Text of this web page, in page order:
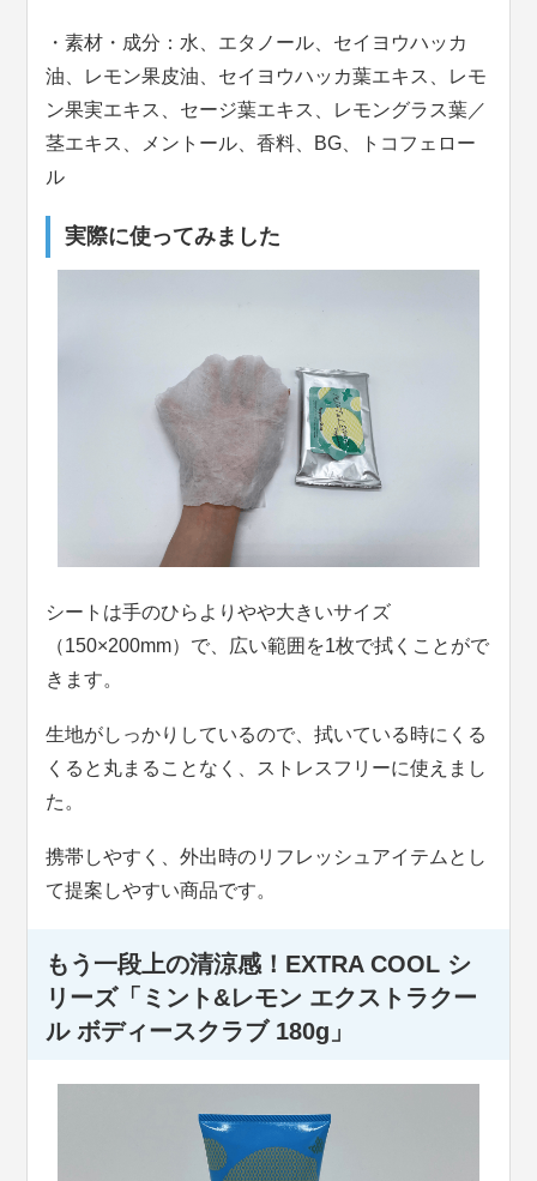
・素材・成分：水、エタノール、セイヨウハッカ
油、レモン果皮油、セイヨウハッカ葉エキス、レモ
ン果実エキス、セージ葉エキス、レモングラス葉／
茎エキス、メントール、香料、BG、トコフェロー
ル
実際に使ってみました
シートは手のひらよりやや大きいサイズ
（150×200mm）で、広い範囲を1枚で拭くことがで
きます。
生地がしっかりしているので、拭いている時にくる
くると丸まることなく、ストレスフリーに使えまし
た。
携帯しやすく、外出時のリフレッシュアイテムとし
て提案しやすい商品です。
もう一段上の清涼感！ EXTRA COOL シ
リーズ「ミント&レモン エクストラクー
ル ボディースクラブ 180g」